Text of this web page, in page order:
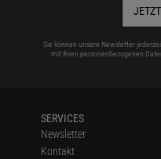
Sie können unsere Newsletter
mit Ihren personenbezogenen
SERVICES
Newsletter
Kontakt